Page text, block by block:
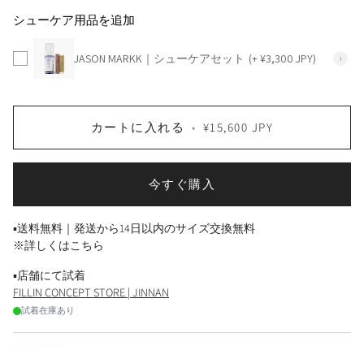
シューケア用品を追加
JASON MARKK｜シューケアセット (+ ¥3,300 JPY) i
カートに入れる • ¥15,600 JPY
今すぐ購入
▪送料無料｜発送から14日以内のサイズ交換無料
※詳しくはこちら
▪店舗にて試着
FILLIN CONCEPT STORE | JINNAN
試着在庫あり